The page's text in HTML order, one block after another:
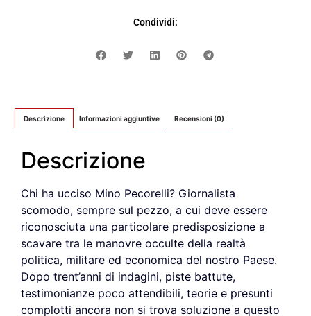
Condividi:
Descrizione Informazioni aggiuntive Recensioni (0)
Descrizione
Chi ha ucciso Mino Pecorelli? Giornalista
scomodo, sempre sul pezzo, a cui deve essere
riconosciuta una particolare predisposizione a
scavare tra le manovre occulte della realtà
politica, militare ed economica del nostro Paese.
Dopo trent’anni di indagini, piste battute,
testimonianze poco attendibili, teorie e presunti
complotti ancora non si trova soluzione a questo